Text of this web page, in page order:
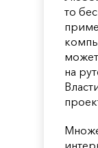
то
на